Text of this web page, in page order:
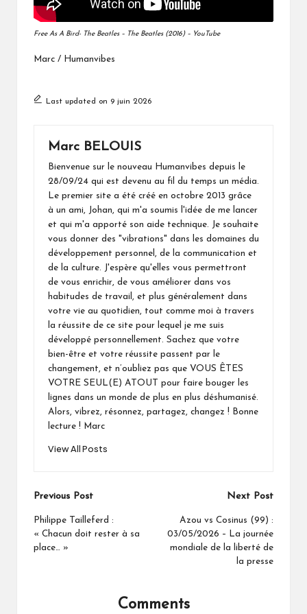
Free As A Bird- The Beatles – The Beatles (2016) – YouTube
Marc / Humanvibes
Last updated on 9 juin 2026
Marc BELOUIS
Bienvenue sur le nouveau Humanvibes depuis le
28/09/24 qui est devenu au fil du temps un média.
Le premier site a été créé en octobre 2013 grâce
à un ami, Johan, qui m'a soumis l'idée de me lancer
et qui m'a apporté son aide technique. Je souhaite
vous donner des "vibrations" dans les domaines du
développement personnel, de la communication et
de la culture. J'espère qu'elles vous permettront
de vous enrichir, de vous améliorer dans vos
habitudes de travail, et plus généralement dans
votre vie au quotidien, tout comme moi à travers
la réussite de ce site pour lequel je me suis
développé personnellement. Sachez que votre
bien-être et votre réussite passent par le
changement, et n’oubliez pas que VOUS ÊTES
VOTRE SEUL(E) ATOUT pour faire bouger les
lignes dans un monde de plus en plus déshumanisé.
Alors, vibrez, résonnez, partagez, changez ! Bonne
lecture ! Marc
View All Posts
Post
navigation
Previous Post
Philippe Tailleferd :
« Chacun doit rester à sa
place… »
Next Post
Azou vs Cosinus (99) :
03/05/2026 – La journée
mondiale de la liberté de
la presse
Comments